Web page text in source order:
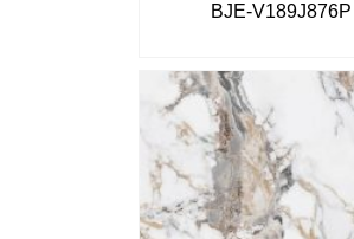
BJE-V189J876P